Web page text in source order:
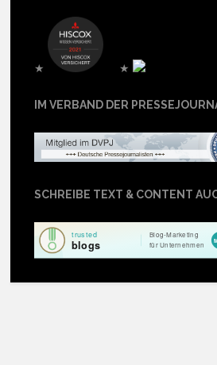
★ ★
IM VERBAND DER
SCHREIBE TEXT & CONTENT